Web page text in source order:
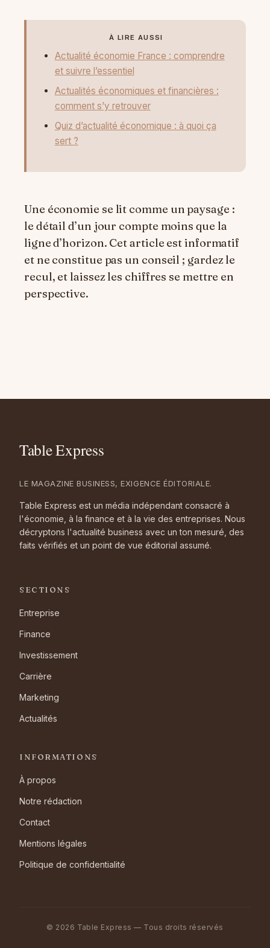
À LIRE AUSSI
Actualité économie France : comprendre
et suivre l’essentiel
Actualités économiques et financières :
comment s’y retrouver
Quiz d’actualité économique : à quoi ça
sert ?
Une économie se lit comme un paysage :
le détail d’un jour compte moins que la
ligne d’horizon. Cet article est informatif
et ne constitue pas un conseil ; gardez le
recul, et laissez les chiffres se mettre en
perspective.
LE MAGAZINE BUSINESS, EXIGENCE ÉDITORIALE.
Table Express est un média indépendant consacré à
l'économie, à la finance et à la vie des entreprises. Nous
décryptons l'actualité business avec un ton mesuré, des
faits vérifiés et un point de vue éditorial assumé.
SECTIONS
Entreprise
Finance
Investissement
Carrière
Marketing
Actualités
INFORMATIONS
À propos
Notre rédaction
Contact
Mentions légales
Politique de confidentialité
© 2026 Table Express — Tous droits réservés